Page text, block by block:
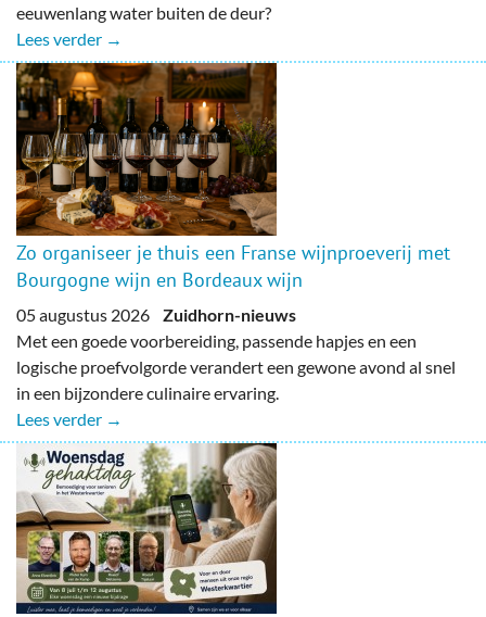
eeuwenlang water buiten de deur?
Lees verder →
Zo organiseer je thuis een Franse wijnproeverij met
Bourgogne wijn en Bordeaux wijn
05 augustus 2026 Zuidhorn-nieuws
Met een goede voorbereiding, passende hapjes en een
logische proefvolgorde verandert een gewone avond al snel
in een bijzondere culinaire ervaring.
Lees verder →